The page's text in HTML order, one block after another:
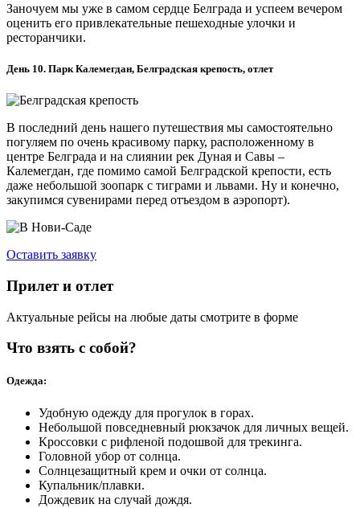
Заночуем мы уже в самом сердце Белграда и успеем вечером
оценить его привлекательные пешеходные улочки и
ресторанчики.
День 10. Парк Калемегдан, Белградская крепость, отлет
В последний день нашего путешествия мы самостоятельно
погуляем по очень красивому парку, расположенному в
центре Белграда и на слиянии рек Дуная и Савы –
Калемегдан, где помимо самой Белградской крепости, есть
даже небольшой зоопарк с тиграми и львами. Ну и конечно,
закупимся сувенирами перед отъездом в аэропорт).
Оставить заявку
Прилет и отлет
Актуальные рейсы на любые даты смотрите в форме
Что взять с собой?
Одежда:
Удобную одежду для прогулок в горах.
Небольшой повседневный рюкзачок для личных вещей.
Кроссовки с рифленой подошвой для трекинга.
Головной убор от солнца.
Солнцезащитный крем и очки от солнца.
Купальник/плавки.
Дождевик на случай дождя.